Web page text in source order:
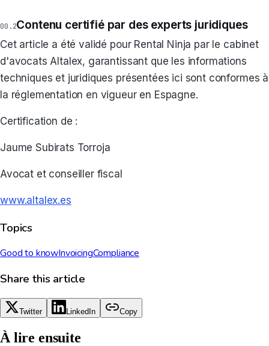
Contenu certifié par des experts juridiques
Cet article a été validé pour Rental Ninja par le cabinet
d'avocats Altalex, garantissant que les informations
techniques et juridiques présentées ici sont conformes à
la réglementation en vigueur en Espagne.
Certification de :
Jaume Subirats Torroja
Avocat et conseiller fiscal
www.altalex.es
Topics
Good to knowInvoicingCompliance
Share this article
Twitter LinkedIn Copy
À lire ensuite